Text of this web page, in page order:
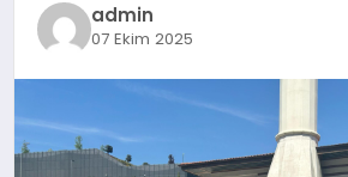
admin
07 Ekim 2025